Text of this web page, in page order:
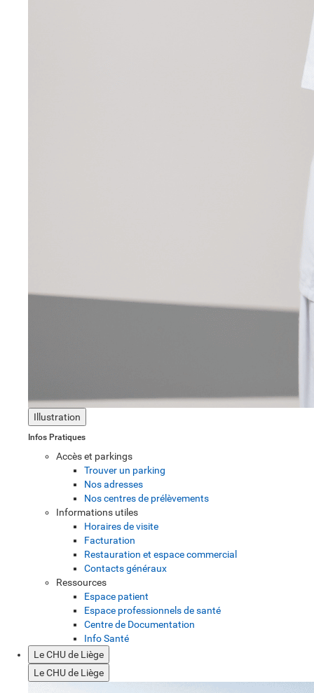
Illustration
Infos Pratiques
Accès et parkings
Trouver un parking
Nos adresses
Nos centres de prélèvements
Informations utiles
Horaires de visite
Facturation
Restauration et espace commercial
Contacts généraux
Ressources
Espace patient
Espace professionnels de santé
Centre de Documentation
Info Santé
Le CHU de Liège
Le CHU de Liège